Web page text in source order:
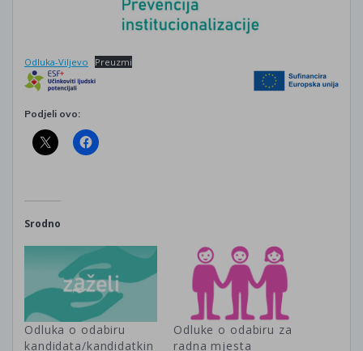
Odluka-Viljevo Preuzmi
Podjeli ovo:
Srodno
Odluka o odabiru
kandidata/kandidatkin
Odluke o odabiru za
radna mjesta